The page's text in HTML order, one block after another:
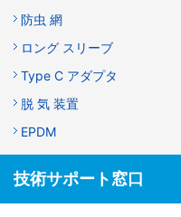
防虫 網
ロング スリーブ
Type C アダプタ
脱 気 装置
EPDM
技術サポート窓口